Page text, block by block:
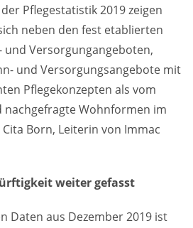
Pflegestatistik 2019 zeigen
neben den fest etablierten
und Versorgungangeboten,
und Versorgungsangebote mit
Pflegekonzepten als vom
Wohnformen im
Born, Leiterin von Immac
weiter gefasst
Daten aus Dezember 2019 ist